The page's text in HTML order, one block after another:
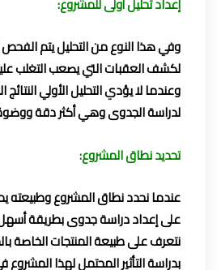
وفي هذا النوع من التحليل يتم
لكشف العقبات التي يصعب التغلب
وعندما لا يؤدي التحليل الأولي النتائج
لدراسة الجدوى وهي أكثر دقة
تحديد نطاق المشروع:
عندما نحدد نطاق المشروع وطبيعته
على إعداد دراسة جدوى بطريقة
نتعرف على طبيعة المنتجات الخاصة
بدراسة التأثير المحتمل لهذا